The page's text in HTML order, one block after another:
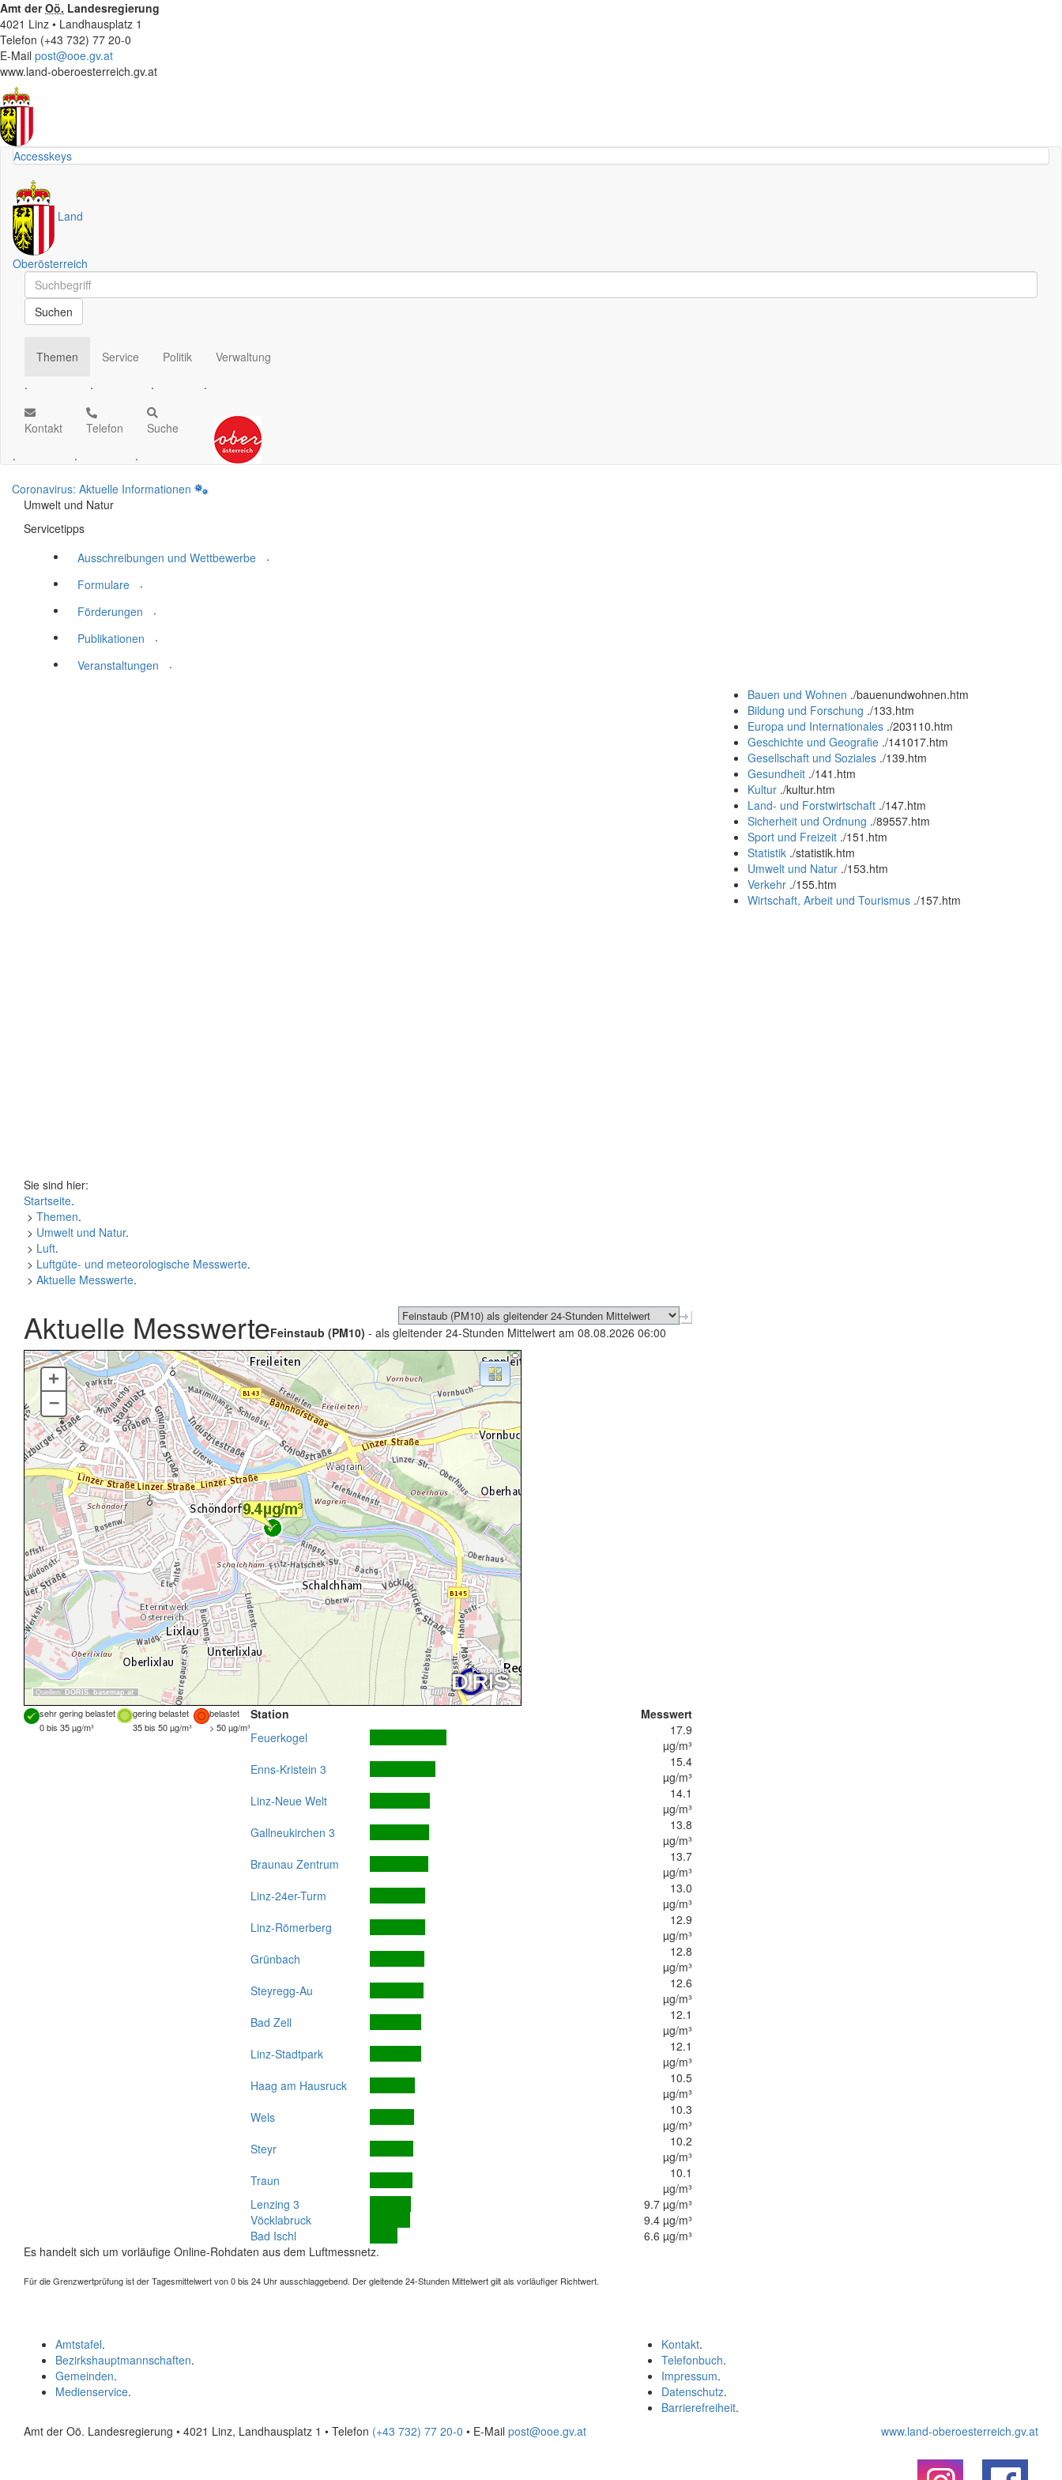
Amt derOö. Landesregierung
4021 Linz • Landhausplatz 1
Telefon (+43 732) 77 20-0
E-Mail post@ooe.gv.at
www.land-oberoesterreich.gv.at
Accesskeys
Land
Oberösterreich
Schnellsuche
Schnellsuche
Suchen
Themen
.
Service
.
Politik
.
Verwaltung
.
Kontakt
.
Telefon
.
Suche
.
Coronavirus: Aktuelle Informationen
Umwelt und Natur
Servicetipps
Ausschreibungen und Wettbewerbe
.
Formulare
.
Förderungen
.
Publikationen
.
Veranstaltungen
.
Bauen und Wohnen ./bauenundwohnen.htm
Bildung und Forschung ./133.htm
Europa und Internationales ./203110.htm
Geschichte und Geografie ./141017.htm
Gesellschaft und Soziales ./139.htm
Gesundheit ./141.htm
Kultur ./kultur.htm
Land- und Forstwirtschaft ./147.htm
Sicherheit und Ordnung ./89557.htm
Sport und Freizeit ./151.htm
Statistik ./statistik.htm
Umwelt und Natur ./153.htm
Verkehr ./155.htm
Wirtschaft, Arbeit und Tourismus ./157.htm
Sie sind hier:
Startseite.
> Themen.
> Umwelt und Natur.
> Luft.
> Luftgüte- und meteorologische Messwerte.
> Aktuelle Messwerte.
Aktuelle MesswerteFeinstaub (PM10) - als gleitender 24-Stunden Mittelwert am 08.08.2026 06:00
Quellen: DORIS, basemap.at
+
–
sehr gering belastet gering belastet
belastet
0 bis 35 µg/m³
35 bis 50 µg/m³ > 50 µg/m³
Station
Messwert
Feuerkogel
17.9
µg/m³
Enns-Kristein 3
15.4
µg/m³
Linz-Neue Welt
14.1
µg/m³
Gallneukirchen 3
13.8
µg/m³
Braunau Zentrum
13.7
µg/m³
Linz-24er-Turm
13.0
µg/m³
Linz-Römerberg
12.9
µg/m³
Grünbach
12.8
µg/m³
Steyregg-Au
12.6
µg/m³
Bad Zell
12.1
µg/m³
Linz-Stadtpark
12.1
µg/m³
Haag am Hausruck
10.5
µg/m³
Wels
10.3
µg/m³
Steyr
10.2
µg/m³
Traun
10.1
µg/m³
Lenzing 3
9.7 µg/m³
Vöcklabruck
9.4 µg/m³
Bad Ischl
6.6 µg/m³
Es handelt sich um vorläufige Online-Rohdaten aus dem Luftmessnetz.
Für die Grenzwertprüfung ist der Tagesmittelwert von 0 bis 24 Uhr ausschlaggebend. Der gleitende 24-Stunden Mittelwert gilt als vorläufiger Richtwert.
Kontakt.
Telefonbuch.
Impressum.
Datenschutz.
Barrierefreiheit.
Amtstafel.
Bezirkshauptmannschaften.
Gemeinden.
Medienservice.
Amt der Oö. Landesregierung • 4021 Linz, Landhausplatz 1 • Telefon (+43 732) 77 20-0 • E-Mail post@ooe.gv.at www.land-oberoesterreich.gv.at